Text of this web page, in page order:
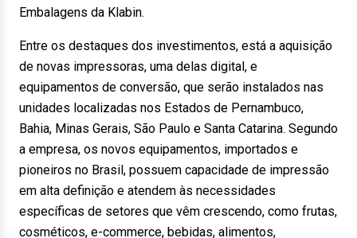
Embalagens da Klabin.
Entre os destaques dos investimentos, está a aquisição
de novas impressoras, uma delas digital, e
equipamentos de conversão, que serão instalados nas
unidades localizadas nos Estados de Pernambuco,
Bahia, Minas Gerais, São Paulo e Santa Catarina. Segundo
a empresa, os novos equipamentos, importados e
pioneiros no Brasil, possuem capacidade de impressão
em alta definição e atendem às necessidades
específicas de setores que vêm crescendo, como frutas,
cosméticos, e-commerce, bebidas, alimentos,